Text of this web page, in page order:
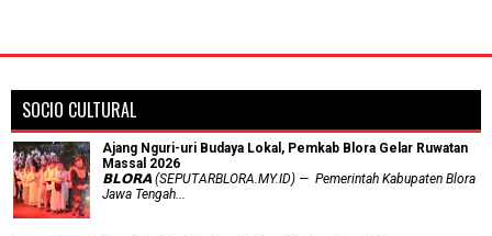
SOCIO CULTURAL
Ajang Nguri-uri Budaya Lokal, Pemkab Blora Gelar Ruwatan
Massal 2026
𝗕𝗟𝗢𝗥𝗔 (SEPUTARBLORA.MY.ID) — Pemerintah Kabupaten Blora
Jawa Tengah...